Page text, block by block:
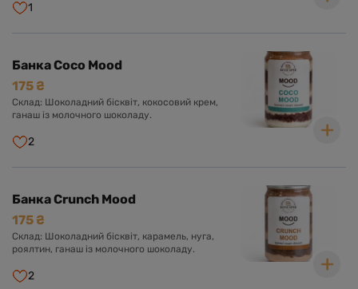
1
Банка Coco Mood
175 ₴
Склад: Шоколадний бісквіт, кокосовий крем,
ганаш із молочного шоколаду.
2
Банка Crunch Mood
175 ₴
Склад: Шоколадний бісквіт, карамель, нуга,
роялтин, ганаш із молочного шоколаду.
2